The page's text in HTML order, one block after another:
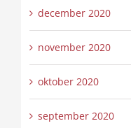
december 2020
november 2020
oktober 2020
september 2020